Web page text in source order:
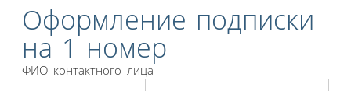
Оформление подписки
на 1 номер
ФИО контактного лица